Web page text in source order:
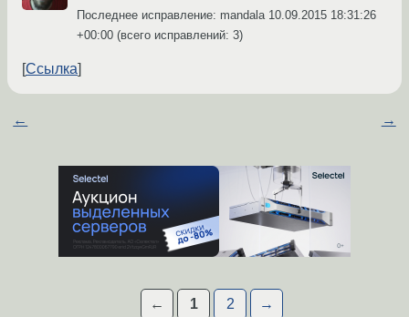
Последнее исправление: mandala 10.09.2015 18:31:26
+00:00 (всего исправлений: 3)
Ссылка
← →
← 1 2 →